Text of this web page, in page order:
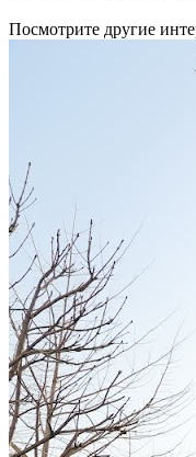
Посмотрите другие